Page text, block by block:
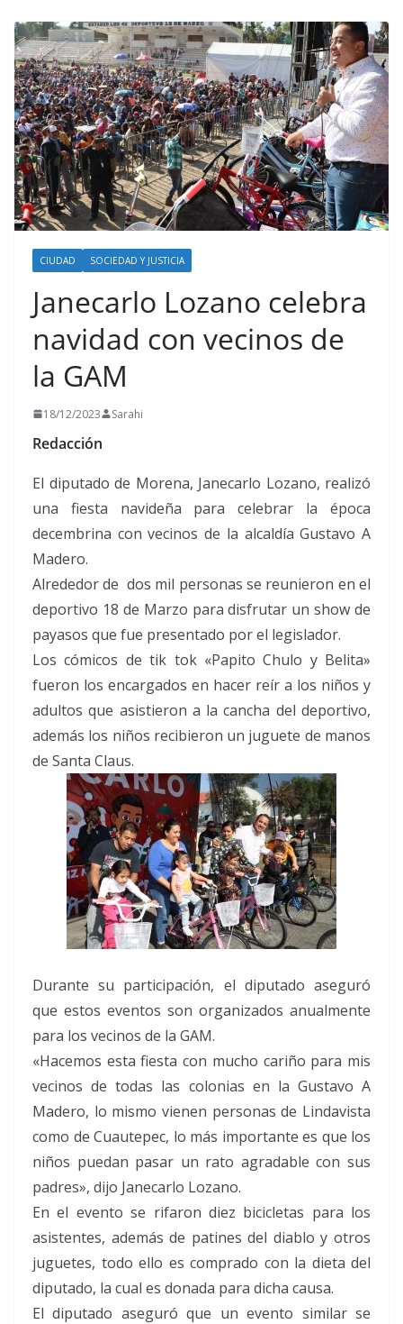
CIUDAD SOCIEDAD Y JUSTICIA
Janecarlo Lozano celebra
navidad con vecinos de
la GAM
18/12/2023 Sarahi
Redacción
El diputado de Morena, Janecarlo Lozano, realizó
una fiesta navideña para celebrar la época
decembrina con vecinos de la alcaldía Gustavo A
Madero.
Alrededor de dos mil personas se reunieron en el
deportivo 18 de Marzo para disfrutar un show de
payasos que fue presentado por el legislador.
Los cómicos de tik tok «Papito Chulo y Belita»
fueron los encargados en hacer reír a los niños y
adultos que asistieron a la cancha del deportivo,
además los niños recibieron un juguete de manos
de Santa Claus.
Durante su participación, el diputado aseguró
que estos eventos son organizados anualmente
para los vecinos de la GAM.
«Hacemos esta fiesta con mucho cariño para mis
vecinos de todas las colonias en la Gustavo A
Madero, lo mismo vienen personas de Lindavista
como de Cuautepec, lo más importante es que los
niños puedan pasar un rato agradable con sus
padres», dijo Janecarlo Lozano.
En el evento se rifaron diez bicicletas para los
asistentes, además de patines del diablo y otros
juguetes, todo ello es comprado con la dieta del
diputado, la cual es donada para dicha causa.
El diputado aseguró que un evento similar se